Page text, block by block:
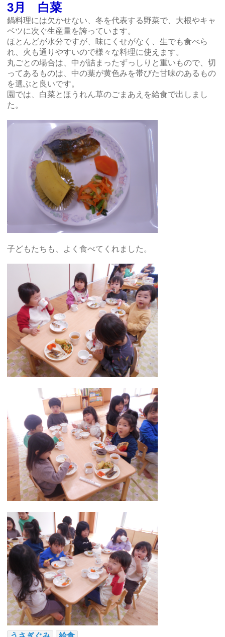
3月 白菜
鍋料理には欠かせない、冬を代表する野菜で、大根やキャ
ベツに次ぐ生産量を誇っています。
ほとんどが水分ですが、味にくせがなく、生でも食べら
れ、火も通りやすいので様々な料理に使えます。
丸ごとの場合は、中が詰まったずっしりと重いもので、切
ってあるものは、中の葉が黄色みを帯びた甘味のあるもの
を選ぶと良いです。
園では、白菜とほうれん草のごまあえを給食で出しまし
た。
子どもたちも、よく食べてくれました。